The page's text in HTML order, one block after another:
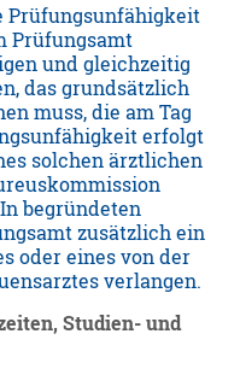
Prüfungsunfähigkeit
Prüfungsamt
und gleichzeitig
das grundsätzlich
muss, die am Tag
erfolgt
solchen ärztlichen
In begründeten
zusätzlich ein
oder eines von der
verlangen.
Studien- und